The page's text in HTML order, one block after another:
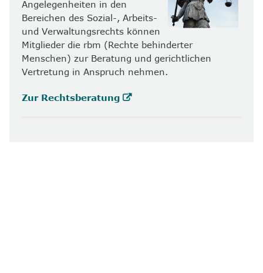
Angelegenheiten in den
Bereichen des Sozial-, Arbeits-
und Verwaltungsrechts können
Mitglieder die rbm (Rechte behinderter
Menschen) zur Beratung und gerichtlichen
Vertretung in Anspruch nehmen.
Zur Rechtsberatung